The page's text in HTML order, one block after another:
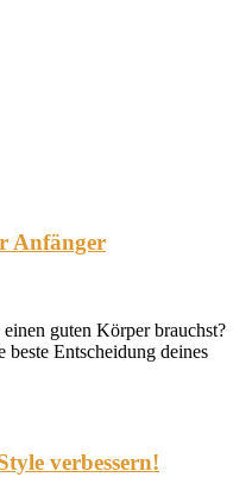
Anfänger
guten Körper brauchst?
Entscheidung deines
verbessern!